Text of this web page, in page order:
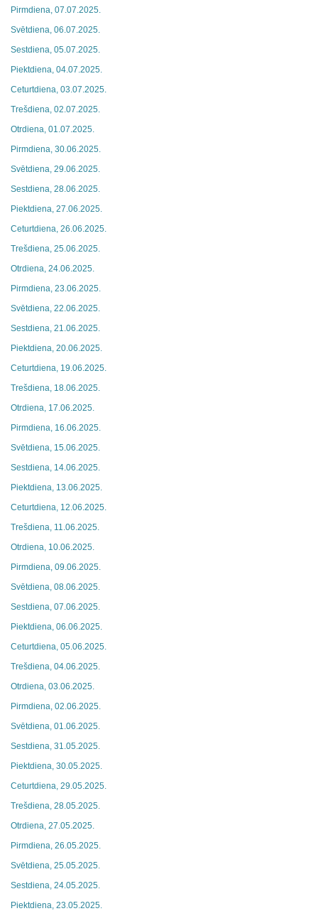
Pirmdiena, 07.07.2025.
Svētdiena, 06.07.2025.
Sestdiena, 05.07.2025.
Piektdiena, 04.07.2025.
Ceturtdiena, 03.07.2025.
Trešdiena, 02.07.2025.
Otrdiena, 01.07.2025.
Pirmdiena, 30.06.2025.
Svētdiena, 29.06.2025.
Sestdiena, 28.06.2025.
Piektdiena, 27.06.2025.
Ceturtdiena, 26.06.2025.
Trešdiena, 25.06.2025.
Otrdiena, 24.06.2025.
Pirmdiena, 23.06.2025.
Svētdiena, 22.06.2025.
Sestdiena, 21.06.2025.
Piektdiena, 20.06.2025.
Ceturtdiena, 19.06.2025.
Trešdiena, 18.06.2025.
Otrdiena, 17.06.2025.
Pirmdiena, 16.06.2025.
Svētdiena, 15.06.2025.
Sestdiena, 14.06.2025.
Piektdiena, 13.06.2025.
Ceturtdiena, 12.06.2025.
Trešdiena, 11.06.2025.
Otrdiena, 10.06.2025.
Pirmdiena, 09.06.2025.
Svētdiena, 08.06.2025.
Sestdiena, 07.06.2025.
Piektdiena, 06.06.2025.
Ceturtdiena, 05.06.2025.
Trešdiena, 04.06.2025.
Otrdiena, 03.06.2025.
Pirmdiena, 02.06.2025.
Svētdiena, 01.06.2025.
Sestdiena, 31.05.2025.
Piektdiena, 30.05.2025.
Ceturtdiena, 29.05.2025.
Trešdiena, 28.05.2025.
Otrdiena, 27.05.2025.
Pirmdiena, 26.05.2025.
Svētdiena, 25.05.2025.
Sestdiena, 24.05.2025.
Piektdiena, 23.05.2025.